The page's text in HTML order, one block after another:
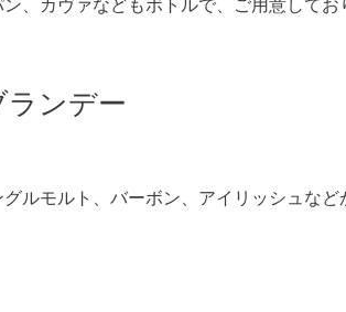
、カヴァなどもボトルで、ご用意してお
ンデー
ルモルト、バーボン、アイリッシュな